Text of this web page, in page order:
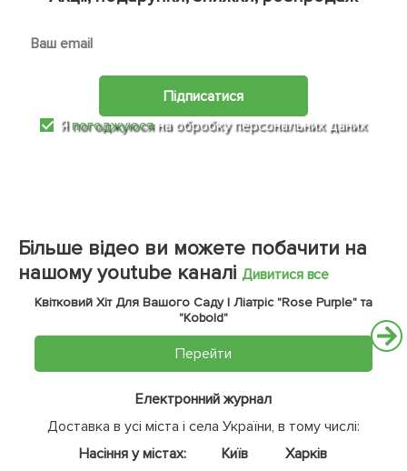
Підписатися
Япогоджуюсяна обробку персональних даних
Більше відео ви можете побачити на
нашому youtube каналі Дивитися все
Квітковий Хіт Для Вашого Саду | Ліатріс "Rose Purple" та
"Kobold"
Перейти
Електронний журнал
Доставка в усі міста і села України, в тому числі:
Насіння у містах:
Київ
Харків